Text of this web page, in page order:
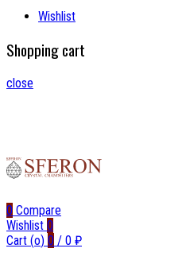
Wishlist
Shopping cart
close
0 Compare
Wishlist 0
Cart (o) 0 / 0 ₽